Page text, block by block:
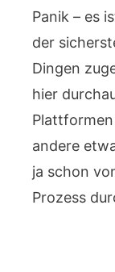
Panik – es
der
Dingen
hier
andere
ja schon
Prozess